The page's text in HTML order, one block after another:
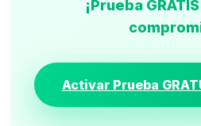
¡Prueba
Activar Prueba